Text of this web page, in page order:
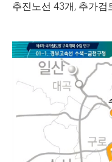
추진노선 43개, 추가검